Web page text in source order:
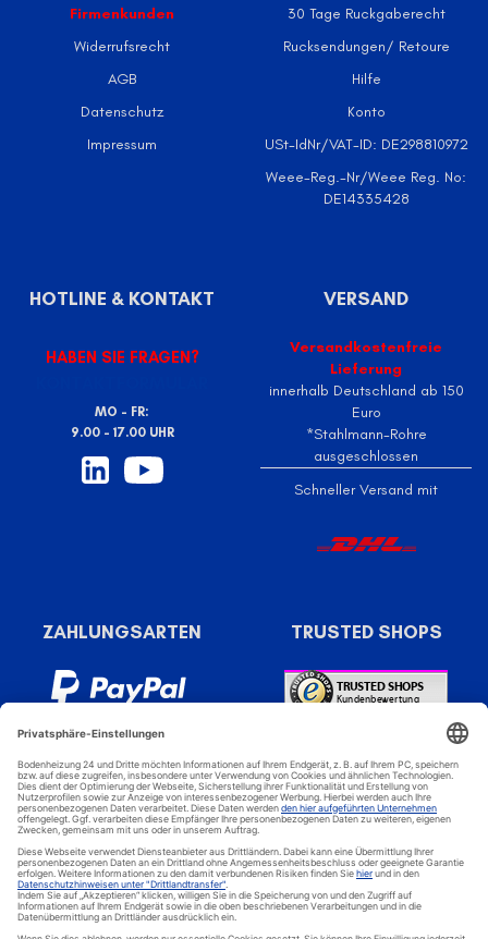
Firmenkunden
Widerrufsrecht
AGB
Datenschutz
Impressum
30 Tage Ruckgaberecht
Rucksendungen/ Retoure
Hilfe
Konto
USt-IdNr/VAT-ID: DE298810972
Weee-Reg.-Nr/Weee Reg. No:
DE14335428
HOTLINE & KONTAKT
HABEN SIE FRAGEN?
MO - FR:
9.00 - 17.00 UHR
VERSAND
Versandkostenfreie
Lieferung
innerhalb Deutschland ab 150
Euro
*Stahlmann-Rohre
ausgeschlossen
Schneller Versand mit
ZAHLUNGSARTEN TRUSTED SHOPS